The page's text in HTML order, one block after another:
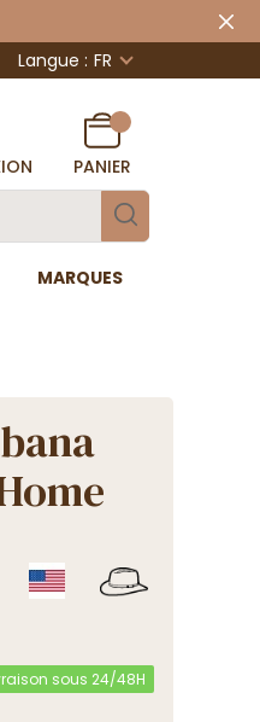
Langue : FR
PANIER
MARQUES
sous 24/48H